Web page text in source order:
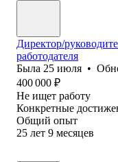
Директор/
работодателя
Была 25 июля •
400 000 ₽
Не ищет работу
Конкретные
Общий опыт
25 лет 9 месяцев